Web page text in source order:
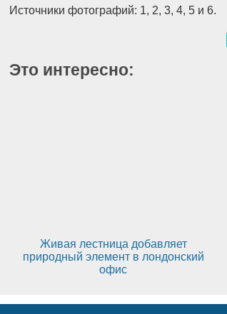
Источники фотографий: 1, 2, 3, 4, 5 и 6.
Это интересно:
Живая лестница добавляет
природный элемент в лондонский
офис